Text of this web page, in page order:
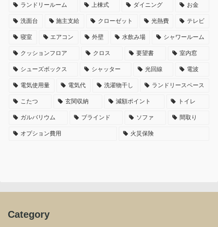
ランドリールーム 上棟式 ダイニング お金
洗面台 施主支給 クローゼット 光熱費 テレビ
寝室 エアコン 外壁 水飲み場 シャワールーム
クッションフロア クロス 要望書 室内窓
シューズボックス シャッター 光回線 電波
電気使用量 電気代 洗濯物干し ランドリースペース
こたつ 玄関収納 減額ポイント トイレ
ガルバリウム ブラインド ソファ 間取り
オプション費用 火災保険
Category